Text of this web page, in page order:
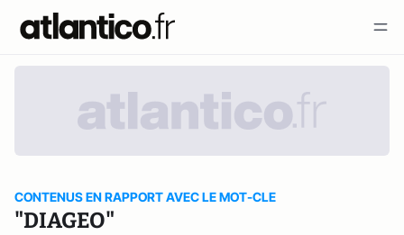
CONTENUS EN RAPPORT AVEC LE MOT-CLE
"DIAGEO"